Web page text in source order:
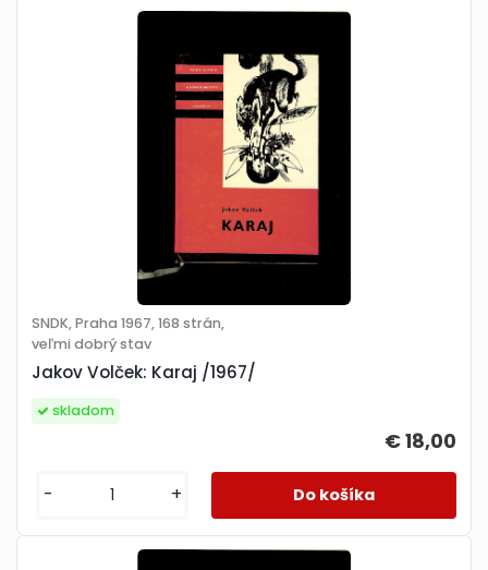
Jakov Volček: Karaj /1967/
SNDK, Praha 1967, 168 strán,
veľmi dobrý stav
€ 18,00
skladom
- +